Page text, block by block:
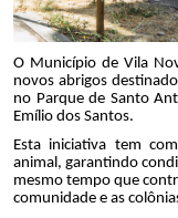
O Município de Vila
novos abrigos
no Parque de Santo
Emílio dos Santos.
Esta iniciativa tem
animal, garantindo
mesmo tempo que
comunidade e as